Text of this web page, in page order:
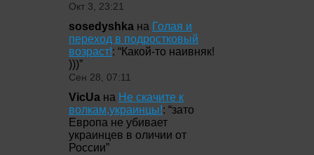
Окт 3, 23:21
sosedyshka на Голая и
переход в подростковый
возраст!: “Какой-то наивняк!
)))”
Сен 28, 07:11
VicUa на Не скачите к
волкам,украинцы!: “зато
Европа не убивает
украинцев в оличии от
России”